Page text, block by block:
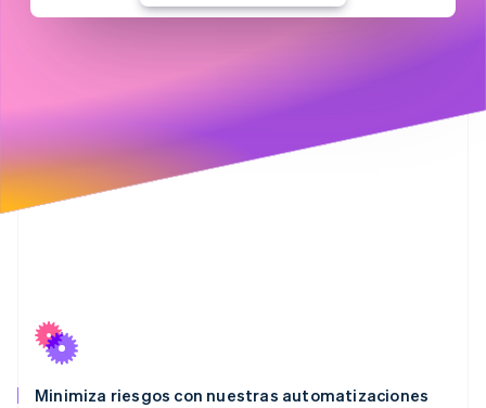
Minimiza riesgos con nuestras automatizaciones